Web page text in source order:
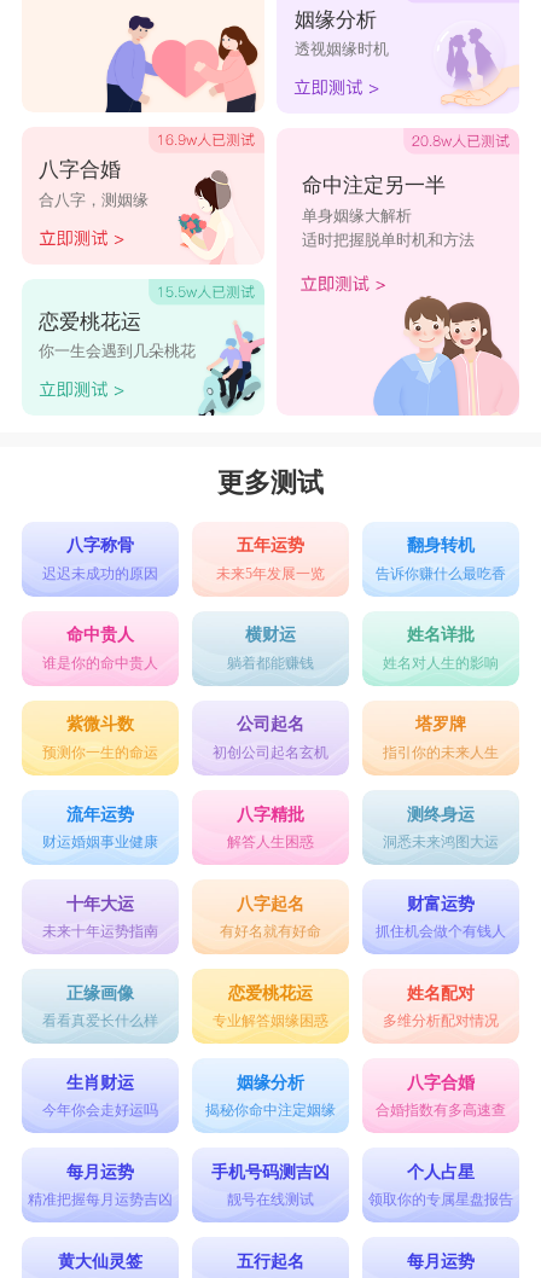
八字合婚
合八字，测姻缘
恋爱桃花运
你一生会遇到几朵桃花
姻缘分析
透视姻缘时机
命中注定另一半
单身姻缘大解析
适时把握脱单时机和方法
更多测试
八字称骨
迟迟未成功的原因
五年运势
未来5年发展一览
翻身转机
告诉你赚什么最吃香
命中贵人
谁是你的命中贵人
横财运
躺着都能赚钱
姓名详批
姓名对人生的影响
紫微斗数
预测你一生的命运
公司起名
初创公司起名玄机
塔罗牌
指引你的未来人生
流年运势
财运婚姻事业健康
八字精批
解答人生困惑
测终身运
洞悉未来鸿图大运
十年大运
未来十年运势指南
八字起名
有好名就有好命
财富运势
抓住机会做个有钱人
正缘画像
看看真爱长什么样
恋爱桃花运
专业解答姻缘困惑
姓名配对
多维分析配对情况
生肖财运
今年你会走好运吗
姻缘分析
揭秘你命中注定姻缘
八字合婚
合婚指数有多高速查
每月运势
精准把握每月运势吉凶
手机号码测吉凶
靓号在线测试
个人占星
领取你的专属星盘报告
黄大仙灵签 五行起名 每月运势